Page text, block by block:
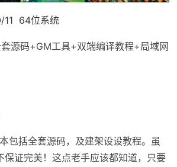
11 64位系统
源码+GM工具+双端编译教程+局域网
包括全套源码，及建架设设教程。虽
保证完美！这点老手应该都知道，只要